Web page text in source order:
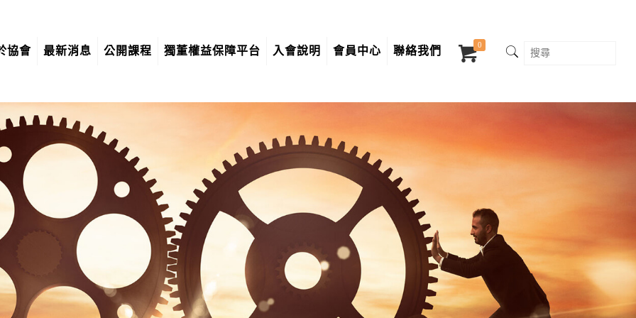
協會 最新消息 公開課程 獨董權益保障平台 入會說明 會員中心 聯絡我們 0